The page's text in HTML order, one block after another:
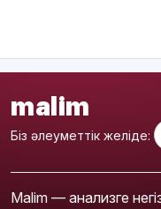
malim
Біз әлеуметтік желіде:
Malim — анализге